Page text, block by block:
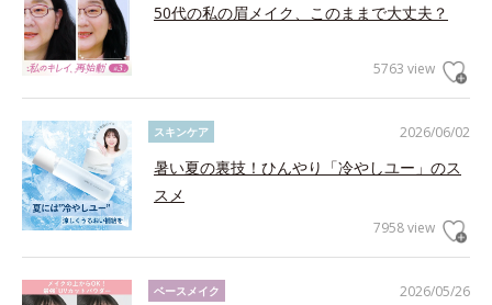
50代の私の眉メイク、このままで大丈夫？
5763 view
2026/06/02
スキンケア
暑い夏の裏技！ひんやり「冷やしユー」のス
スメ
7958 view
2026/05/26
ベースメイク